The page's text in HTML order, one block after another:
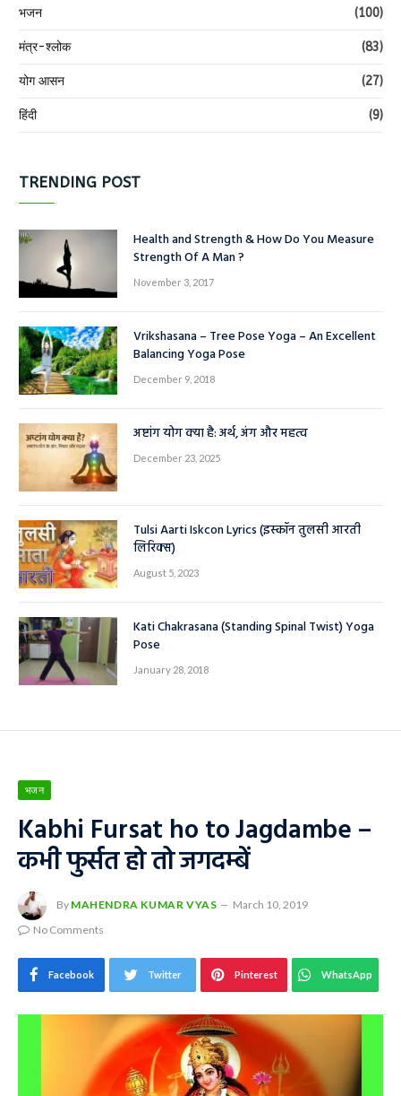
भजन (100)
मंत्र-श्लोक (83)
योग आसन (27)
हिंदी (9)
TRENDING POST
Health and Strength & How Do You Measure
Strength Of A Man ?
November 3, 2017
Vrikshasana – Tree Pose Yoga – An Excellent
Balancing Yoga Pose
December 9, 2018
अष्टांग योग क्या है: अर्थ, अंग और महत्व
December 23, 2025
Tulsi Aarti Iskcon Lyrics (इस्कॉन तुलसी आरती
लिरिक्स)
August 5, 2023
Kati Chakrasana (Standing Spinal Twist) Yoga
Pose
January 28, 2018
भजन
Kabhi Fursat ho to Jagdambe –
कभी फुर्सत हो तो जगदम्बें
By MAHENDRA KUMAR VYAS
March 10, 2019
No Comments
Facebook Twitter Pinterest WhatsApp